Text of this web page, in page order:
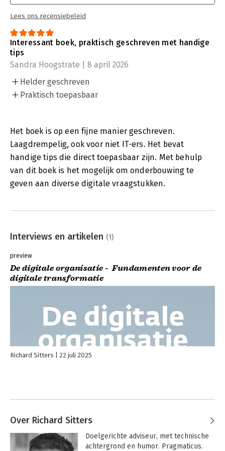
Lees ons recensiebeleid
Interessant boek, praktisch geschreven met handige
tips
Sandra Hoogstrate | 8 april 2026
Helder geschreven
Praktisch toepasbaar
Het boek is op een fijne manier geschreven.
Laagdrempelig, ook voor niet IT-ers. Het bevat
handige tips die direct toepasbaar zijn. Met behulp
van dit boek is het mogelijk om onderbouwing te
geven aan diverse digitale vraagstukken.
Interviews en artikelen (1)
preview
De digitale organisatie - Fundamenten voor de
digitale transformatie
Richard Sitters 22 juli 2025
Over Richard Sitters
Doelgerichte adviseur, met technische
achtergrond en humor. Pragmaticus.